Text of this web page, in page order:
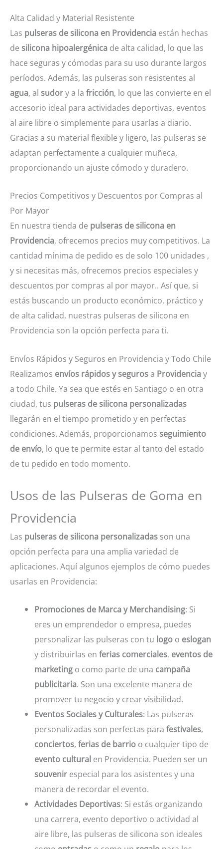
Alta Calidad y Material Resistente
Las pulseras de silicona en Providencia están hechas
de silicona hipoalergénica de alta calidad, lo que las
hace seguras y cómodas para su uso durante largos
períodos. Además, las pulseras son resistentes al
agua, al sudory a la fricción, lo que las convierte en el
accesorio ideal para actividades deportivas, eventos
al aire libre o simplemente para usarlas a diario.
Gracias a su material flexible y ligero, las pulseras se
adaptan perfectamente a cualquier muñeca,
proporcionando un ajuste cómodo y duradero.
Precios Competitivos y Descuentos por Compras al
Por Mayor
En nuestra tienda de pulseras de silicona en
Providencia, ofrecemos precios muy competitivos. La
cantidad mínima de pedido es de solo 100 unidades ,
y si necesitas más, ofrecemos precios especiales y
descuentos por compras al por mayor.. Así que, si
estás buscando un producto económico, práctico y
de alta calidad, nuestras pulseras de silicona en
Providencia son la opción perfecta para ti.
Envíos Rápidos y Seguros en Providencia y Todo Chile
Realizamos envíos rápidos y segurosa Providenciay
a todo Chile. Ya sea que estés en Santiago o en otra
ciudad, tus pulseras de silicona personalizadas
llegarán en el tiempo prometido y en perfectas
condiciones. Además, proporcionamos seguimiento
de envío, lo que te permite estar al tanto del estado
de tu pedido en todo momento.
Usos de las Pulseras de Goma en
Providencia
Las pulseras de silicona personalizadas son una
opción perfecta para una amplia variedad de
aplicaciones. Aquí algunos ejemplos de cómo puedes
usarlas en Providencia:
Promociones de Marca y Merchandising: Si
eres un emprendedor o empresa, puedes
personalizar las pulseras con tu logo o eslogan
y distribuirlas enferias comerciales, eventos de
marketing o como parte de una campaña
publicitaria. Son una excelente manera de
promover tu negocio y crear visibilidad.
Eventos Sociales y Culturales: Las pulseras
personalizadas son perfectas parafestivales,
conciertos,ferias de barrio o cualquier tipo de
evento cultural en Providencia. Pueden ser un
souvenir especial para los asistentes y una
manera de recordar el evento.
Actividades Deportivas: Si estás organizando
una carrera, evento deportivo o actividad al
aire libre, las pulseras de silicona son ideales